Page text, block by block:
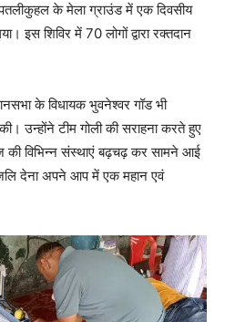
पतलीकुहल के मेला ग्राउंड में एक दिवसीय
इस शिविर में 70 लोगों द्वारा रक्तदान
के विधायक भुवनेश्वर गॉड भी
उन्होंने टीम गोली की सराहना करते हुए
की विभिन्न संस्थाएं बढ़चढ़ कर सामने आई
देना अपने आप में एक महान एवं